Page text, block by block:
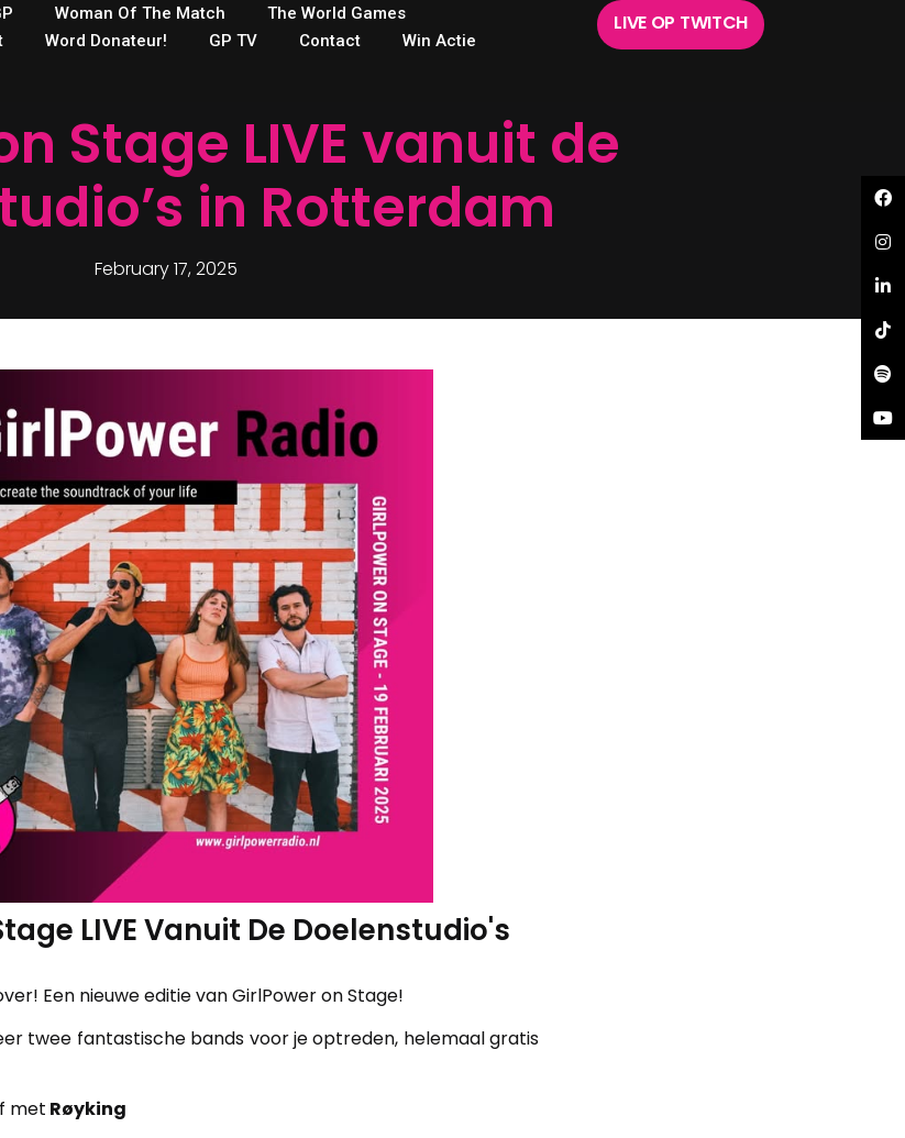
Woman Of The Match
The World Games
Word Donateur! GP TV Contact Win Actie
LIVE OP TWITCH
Stage LIVE vanuit de
in Rotterdam
February 17, 2025
LIVE Vanuit De Doelenstudio's
Een nieuwe editie van GirlPower on Stage!
twee fantastische bands voor je optreden, helemaal gratis
met Røyking